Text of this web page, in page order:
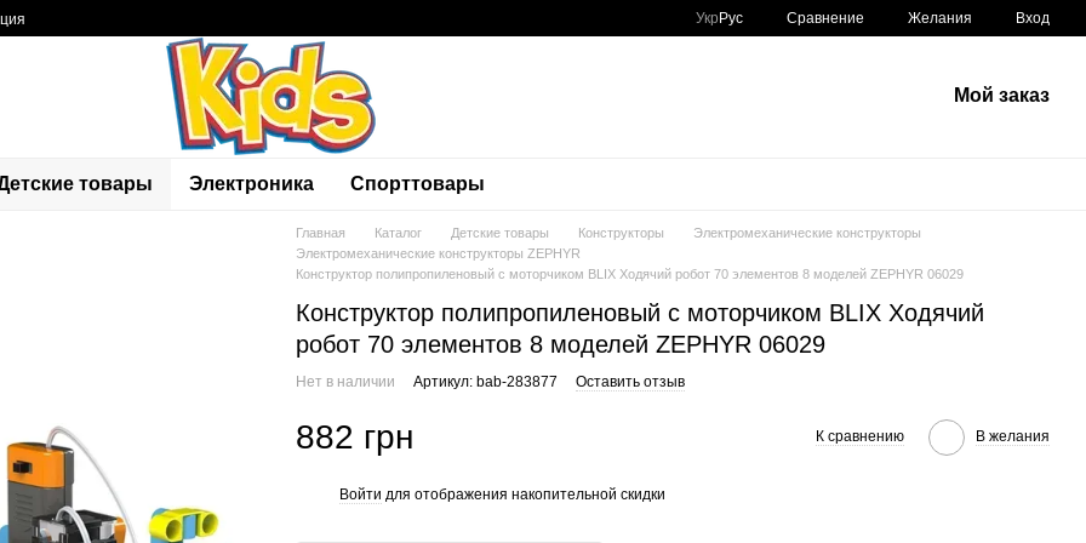
Укр Рус Сравнение Желания Вход
Мой заказ
товары Электроника Спорттовары
Главная Каталог Детские товары Конструкторы
Электромеханические конструкторы
Электромеханические конструкторы ZEPHYR
Конструктор полипропиленовый с моторчиком BLIX Ходячий робот 70 элементов 8 моделей ZEPHYR 06029
Конструктор полипропиленовый с моторчиком BLIX Ходячий
робот 70 элементов 8 моделей ZEPHYR 06029
Нет в наличии Артикул: bab-283877 Оставить отзыв
882 грн К сравнению В желания
Войти для отображения накопительной скидки